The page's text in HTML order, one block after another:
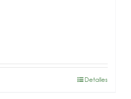
Detalles